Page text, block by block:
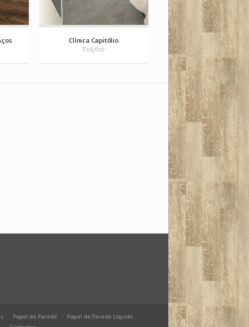
Clínica Capitólio
Polyflor
Papel de Parede
Papel de Parede Líquido